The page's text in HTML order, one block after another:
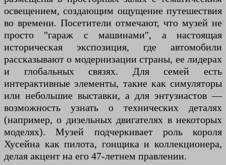
освещением, создающим ощущение путешествия
во времени. Посетители отмечают, что музей не
просто "гараж с машинами", а настоящая
историческая экспозиция, где автомобили
рассказывают о модернизации страны, ее лидерах
и глобальных связях. Для семей есть
интерактивные элементы, такие как симуляторы
или небольшие выставки, а для энтузиастов —
возможность узнать о технических деталях
(например, о дизельных двигателях в некоторых
моделях). Музей подчеркивает роль короля
Хусейна как пилота, гонщика и коллекционера,
делая акцент на его 47-летнем правлении.